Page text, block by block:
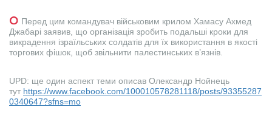
Перед цим командувач військовим крилом Хамасу Ахмед
Джабарі заявив, що організація зробить подальші кроки для
викрадення ізраїльських солдатів для їх використання в якості
торгових фішок, щоб звільнити палестинських в’язнів.
UPD: ще один аспект теми описав Олександр Нойнець
тут https://www.facebook.com/100010578281118/posts/93355287
0340647?sfns=mo